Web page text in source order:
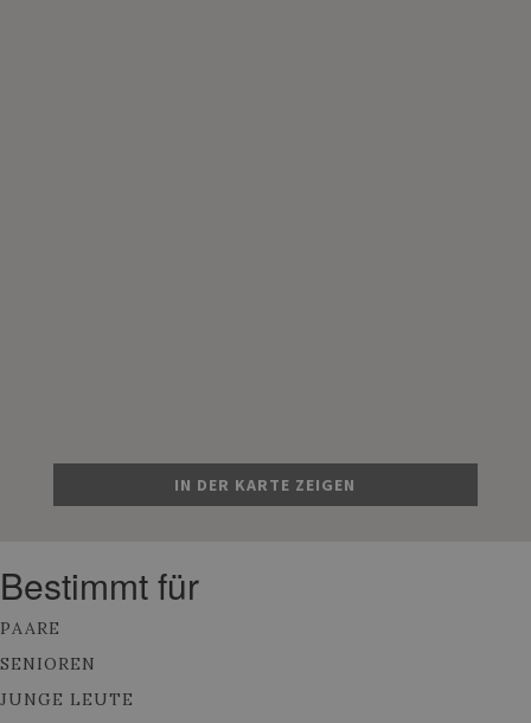
IN DER KARTE ZEIGEN
Bestimmt für
PAARE
SENIOREN
JUNGE LEUTE